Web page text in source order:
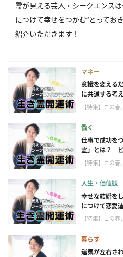
霊が見える芸人・シークエンス
につけて幸せをつかむ“とってお
紹介いただきます！
マネー
意識を変える
に共通する考
【特集】この
働く
仕事で成功を
霊」とは？
【特集】この
人生・価値観
幸せな結婚を
につけて恋愛
【特集】この
暮らす
運気が左右さ